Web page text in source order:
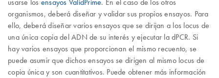
usarse los ensayos ValidPrime. En el caso de los otros
organismos, deberá diseñar y validar sus propios ensayos. Para
ello, deberá diseñar varios ensayos que se dirijan a los locus de
una única copia del ADN de su interés y ejecutar la dPCR. Si
hay varios ensayos que proporcionan el mismo recuento, se
puede asumir que dichos ensayos se dirigen al mismo locus de
copia única y son cuantitativos. Puede obtener más información